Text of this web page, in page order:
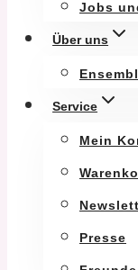
Jobs
Über uns
Service
Mein
Presse